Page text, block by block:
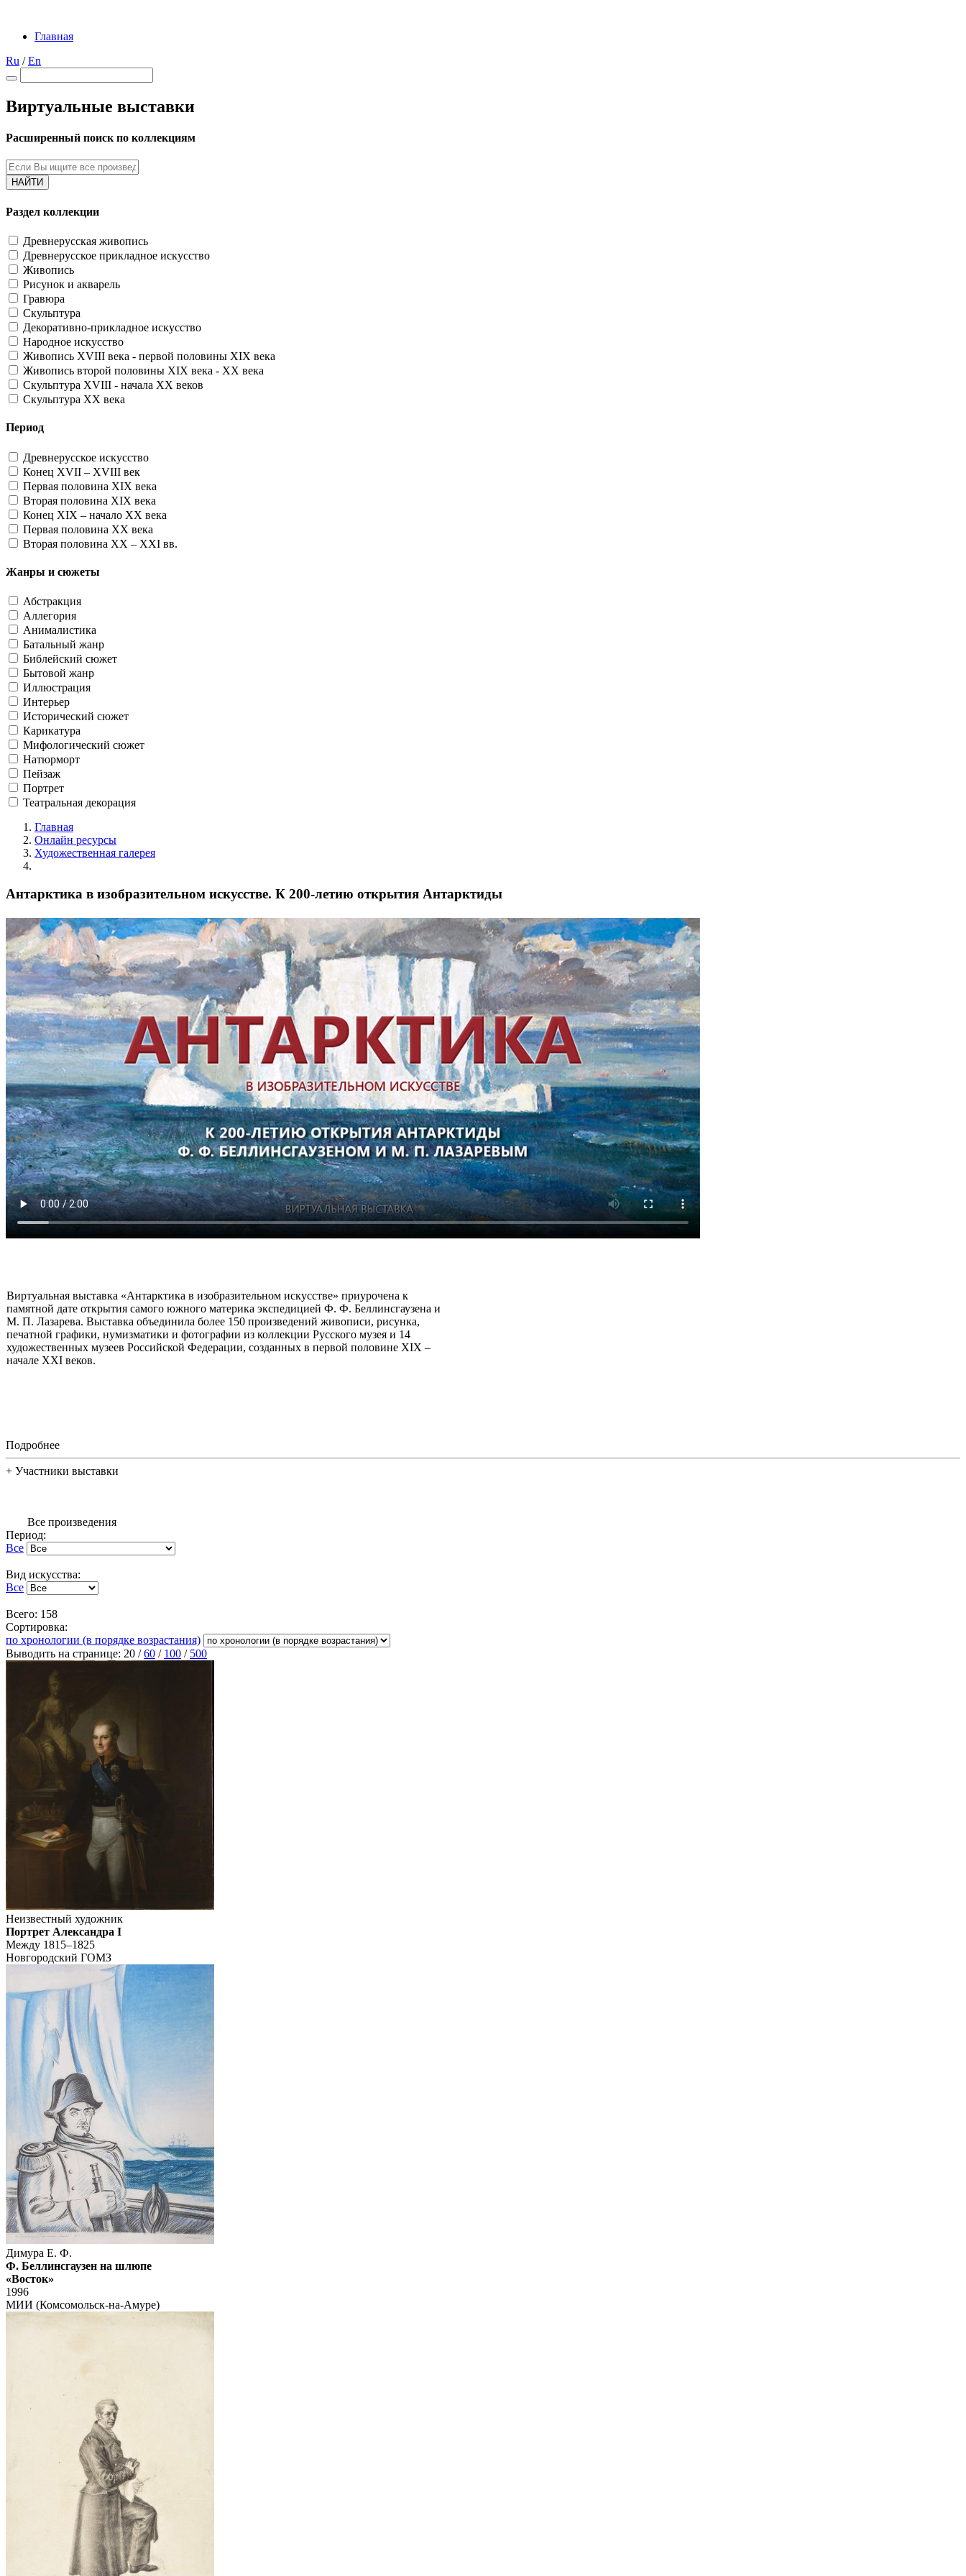
Главная
Ru /En
Виртуальные выставки
Расширенный поиск по коллекциям
НАЙТИ
Раздел коллекции
Древнерусская живопись
Древнерусское прикладное искусство
Живопись
Рисунок и акварель
Гравюра
Скульптура
Декоративно-прикладное искусство
Народное искусство
Живопись XVIII века - первой половины XIX века
Живопись второй половины XIX века - XX века
Скульптура XVIII - начала XX веков
Скульптура XX века
Период
Древнерусское искусство
Конец XVII – XVIII век
Первая половина XIX века
Вторая половина XIX века
Конец XIX – начало XX века
Первая половина XX века
Вторая половина XX – XXI вв.
Жанры и сюжеты
Абстракция
Аллегория
Анималистика
Батальный жанр
Библейский сюжет
Бытовой жанр
Иллюстрация
Интерьер
Исторический сюжет
Карикатура
Мифологический сюжет
Натюрморт
Пейзаж
Портрет
Театральная декорация
Главная
Онлайн ресурсы
Художественная галерея
Антарктика в изобразительном искусстве. К 200-летию открытия Антарктиды
Виртуальная выставка «Антарктика в изобразительном искусстве» приурочена к
памятной дате открытия самого южного материка экспедицией Ф. Ф. Беллинсгаузена и
М. П. Лазарева. Выставка объединила более 150 произведений живописи, рисунка,
печатной графики, нумизматики и фотографии из коллекции Русского музея и 14
художественных музеев Российской Федерации, созданных в первой половине XIX –
начале XXI веков.
Подробнее
+ Участники выставки
Все произведения
Период:
Все
Вид искусства:
Все
Всего: 158
Сортировка:
по хронологии (в порядке возрастания)
Выводить на странице: 20 /60 / 100 / 500
Неизвестный художник
Портрет Александра I
Между 1815–1825
Новгородский ГОМЗ
Димура Е. Ф.
Ф. Беллинсгаузен на шлюпе
«Восток»
1996
МИИ (Комсомольск-на-Амуре)